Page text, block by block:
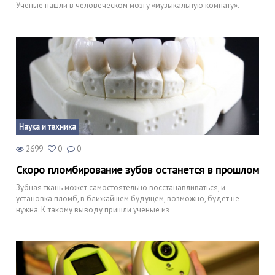
Образование
Наука и технологии
Ученые нашли в человеческом мозгу «музыкальную комнату».
Наука и техника
2699 0 0
Скоро пломбирование зубов останется в прошлом
Зубная ткань может самостоятельно восстанавливаться, и
установка пломб, в ближайшем будущем, возможно, будет не
нужна. К такому выводу пришли ученые из